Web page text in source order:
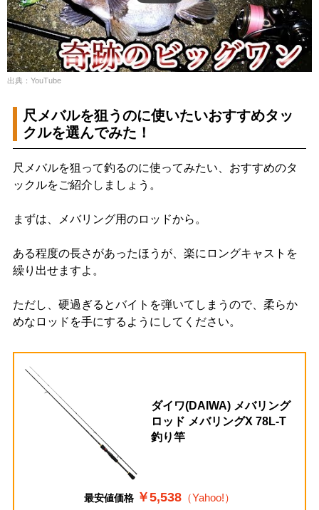
出典：YouTube
尺メバルを狙うのに使いたいおすすめタッ
クルを選んでみた！
尺メバルを狙って釣るのに使ってみたい、おすすめのタ
ックルをご紹介しましょう。
まずは、メバリング用のロッドから。
ある程度の長さがあったほうが、楽にロングキャストを
繰り出せますよ。
ただし、硬過ぎるとバイトを弾いてしまうので、柔らか
めなロッドを手にするようにしてください。
ダイワ(DAIWA) メバリング
ロッド メバリングX 78L-T
釣り竿
最安値価格 ￥5,538 （Yahoo!）